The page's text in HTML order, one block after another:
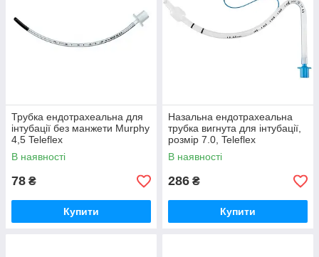
Трубка ендотрахеальна для
інтубації без манжети Murphy
4,5 Teleflex
В наявності
78 ₴
Купити
Назальна ендотрахеальна
трубка вигнута для інтубації,
розмір 7.0, Teleflex
В наявності
286 ₴
Купити